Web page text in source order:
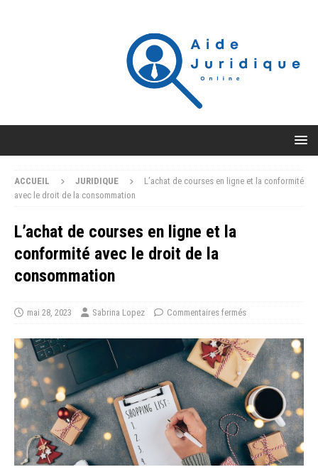
ACCUEIL JURIDIQUE
L’achat de courses en ligne et la conformité
avec le droit de la consommation
L’achat de courses en ligne et la
conformité avec le droit de la
consommation
mai 28, 2023 Sabrina Lopez Commentaires fermés